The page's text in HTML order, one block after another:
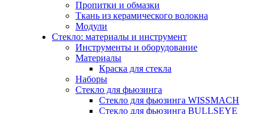
Пропитки и обмазки
Ткань из керамического волокна
Модули
Стекло: материалы и инструмент
Инструменты и оборудование
Материалы
Краска для стекла
Наборы
Стекло для фьюзинга
Стекло для фьюзинга WISSMACH
Стекло для фьюзинга BULLSEYE